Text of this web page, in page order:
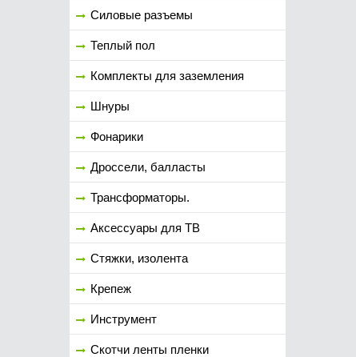
Силовые разъемы
Теплый пол
Комплекты для заземления
Шнуры
Фонарики
Дроссели, балласты
Трансформаторы.
Аксессуары для ТВ
Стяжки, изолента
Крепеж
Инструмент
Скотчи ленты пленки